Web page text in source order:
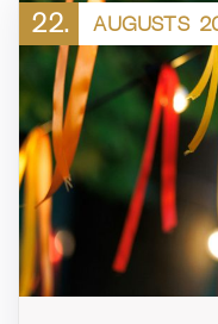
22. AUGUSTS